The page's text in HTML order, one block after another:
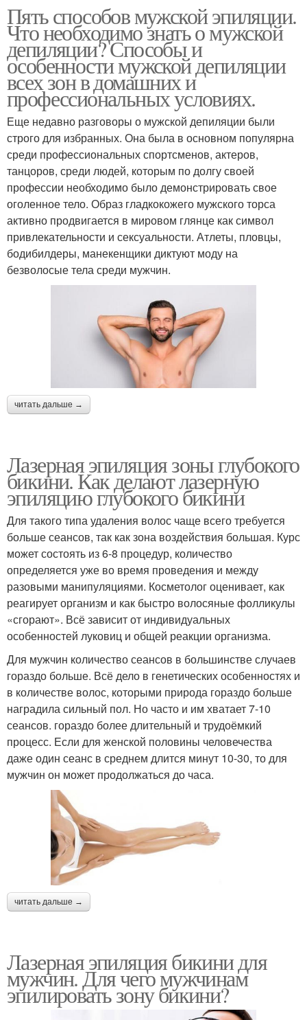
Пять способов мужской эпиляции.
Что необходимо знать о мужской
депиляции? Способы и
особенности мужской депиляции
всех зон в домашних и
профессиональных условиях.
Еще недавно разговоры о мужской депиляции были
строго для избранных. Она была в основном популярна
среди профессиональных спортсменов, актеров,
танцоров, среди людей, которым по долгу своей
профессии необходимо было демонстрировать свое
оголенное тело. Образ гладкокожего мужского торса
активно продвигается в мировом глянце как символ
привлекательности и сексуальности. Атлеты, пловцы,
бодибилдеры, манекенщики диктуют моду на
безволосые тела среди мужчин.
читать дальше →
Лазерная эпиляция зоны глубокого
бикини. Как делают лазерную
эпиляцию глубокого бикини
Для такого типа удаления волос чаще всего требуется
больше сеансов, так как зона воздействия большая. Курс
может состоять из 6-8 процедур, количество
определяется уже во время проведения и между
разовыми манипуляциями. Косметолог оценивает, как
реагирует организм и как быстро волосяные фолликулы
«сгорают». Всё зависит от индивидуальных
особенностей луковиц и общей реакции организма.
Для мужчин количество сеансов в большинстве случаев
гораздо больше. Всё дело в генетических особенностях и
в количестве волос, которыми природа гораздо больше
наградила сильный пол. Но часто и им хватает 7-10
сеансов. гораздо более длительный и трудоёмкий
процесс. Если для женской половины человечества
даже один сеанс в среднем длится минут 10-30, то для
мужчин он может продолжаться до часа.
читать дальше →
Лазерная эпиляция бикини для
мужчин. Для чего мужчинам
эпилировать зону бикини?